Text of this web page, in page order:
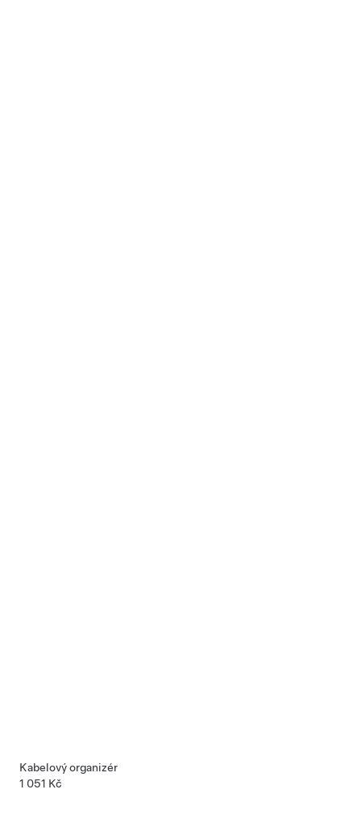
Kabelový organizér
1 051 Kč